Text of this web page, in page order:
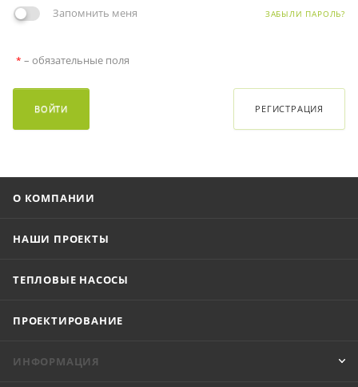
Запомнить меня ЗАБЫЛИ ПАРОЛЬ?
* – обязательные поля
ВОЙТИ РЕГИСТРАЦИЯ
О КОМПАНИИ
НАШИ ПРОЕКТЫ
ТЕПЛОВЫЕ НАСОСЫ
ПРОЕКТИРОВАНИЕ
ИНФОРМАЦИЯ